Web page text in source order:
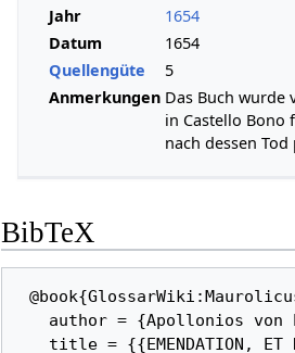
Jahr
1654
Datum
1654
Quellengüte
5
Anmerkungen Das Buch wurde
in Castello Bono
nach dessen
BibTeX